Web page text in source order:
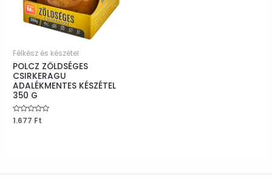
Félkész és készétel
POLCZ ZÖLDSÉGES
CSIRKERAGU
ADALÉKMENTES KÉSZÉTEL
350 G
Értékelés:
0
1.677 Ft